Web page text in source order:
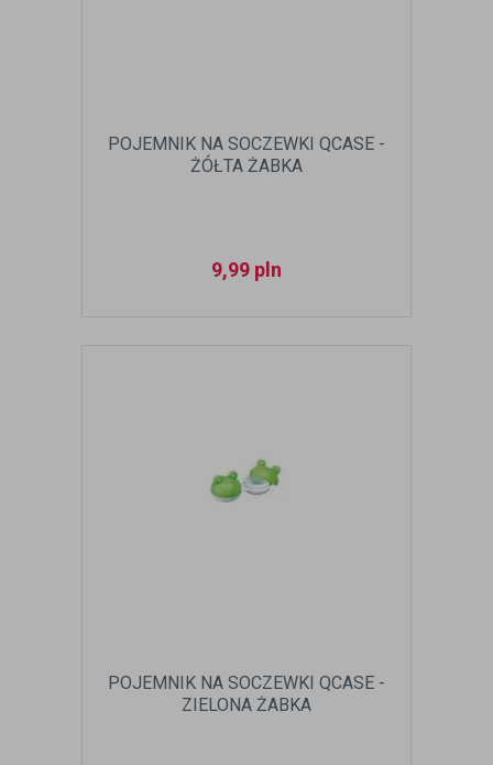
POJEMNIK NA SOCZEWKI QCASE -
ŻÓŁTA ŻABKA
9,99 pln
POJEMNIK NA SOCZEWKI QCASE -
ZIELONA ŻABKA